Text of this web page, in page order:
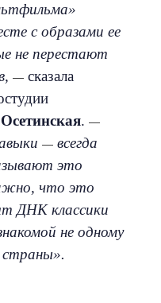
с образами ее
не перестают
— сказала
. —
— всегда
это
что это
ДНК классики
не одному